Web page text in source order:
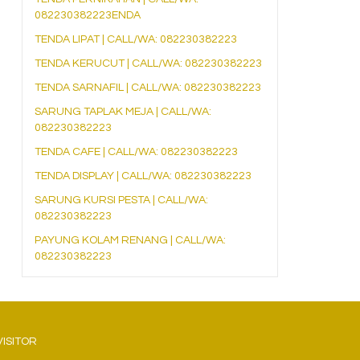
082230382223ENDA
TENDA LIPAT | CALL/WA: 082230382223
TENDA KERUCUT | CALL/WA: 082230382223
TENDA SARNAFIL | CALL/WA: 082230382223
SARUNG TAPLAK MEJA | CALL/WA:
082230382223
TENDA CAFE | CALL/WA: 082230382223
TENDA DISPLAY | CALL/WA: 082230382223
SARUNG KURSI PESTA | CALL/WA:
082230382223
PAYUNG KOLAM RENANG | CALL/WA:
082230382223